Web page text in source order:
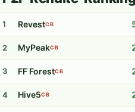
1 RevestCB
2 MyPeakCB
3 FF ForestCB
4 Hive5CB